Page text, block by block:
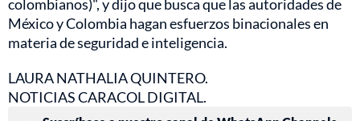
colombianos)", y dijo que busca que las autoridades de
México y Colombia hagan esfuerzos binacionales en
materia de seguridad e inteligencia.
LAURA NATHALIA QUINTERO.
NOTICIAS CARACOL DIGITAL.